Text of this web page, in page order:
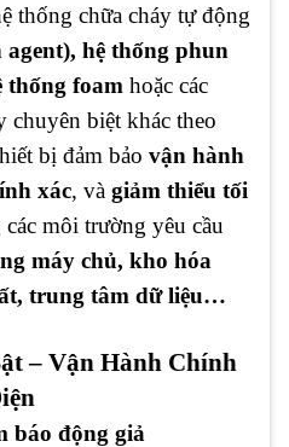
thống chữa cháy tự động
agent), hệ thống phun
thống foam hoặc các
chuyên biệt khác theo
bị đảm bảo vận hành
xác, và giảm thiểu tối
môi trường yêu cầu
máy chủ, kho hóa
trung tâm dữ liệu…
– Vận Hành Chính
báo động giả